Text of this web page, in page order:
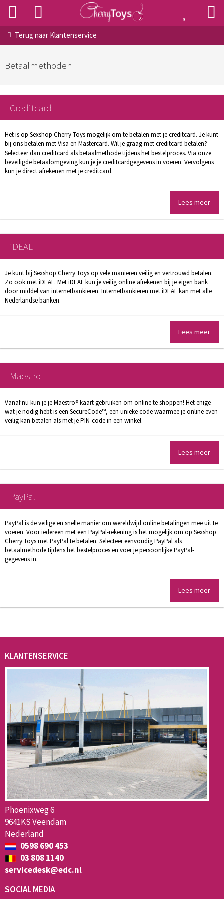
Terug naar Klantenservice
Betaalmethoden
Creditcard
Het is op Sexshop Cherry Toys mogelijk om te betalen met je creditcard. Je kunt
bij ons betalen met Visa en Mastercard. Wil je graag met creditcard betalen?
Selecteer dan creditcard als betaalmethode tijdens het bestelproces. Via onze
beveiligde betaalomgeving kun je je creditcardgegevens in voeren. Vervolgens
kun je direct afrekenen met je creditcard.
Lees meer
iDEAL
Je kunt bij Sexshop Cherry Toys op vele manieren veilig en vertrouwd betalen.
Zo ook met iDEAL. Met iDEAL kun je veilig online afrekenen bij je eigen bank
door middel van internetbankieren. Internetbankieren met iDEAL kan met alle
Nederlandse banken.
Lees meer
Maestro
Vanaf nu kun je je Maestro® kaart gebruiken om online te shoppen! Het enige
wat je nodig hebt is een SecureCode™, een unieke code waarmee je online even
veilig kan betalen als met je PIN-code in een winkel.
Lees meer
PayPal
PayPal is de veilige en snelle manier om wereldwijd online betalingen mee uit te
voeren. Voor iedereen met een PayPal-rekening is het mogelijk om op Sexshop
Cherry Toys met PayPal te betalen. Selecteer eenvoudig PayPal als
betaalmethode tijdens het bestelproces en voer je persoonlijke PayPal-
gegevens in.
Lees meer
KLANTENSERVICE
Phoenixweg 6
9641KS Veendam
Nederland
0598 690 453
03 808 1140
servicedesk@edc.nl
SOCIAL MEDIA